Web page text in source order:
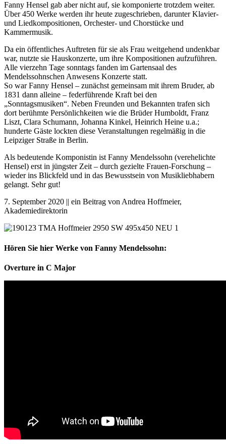
Fanny Hensel gab aber nicht auf, sie komponierte trotzdem weiter.
Über 450 Werke werden ihr heute zugeschrieben, darunter Klavier-
und Liedkompositionen, Orchester- und Chorstücke und
Kammermusik.
Da ein öffentliches Auftreten für sie als Frau weitgehend undenkbar
war, nutzte sie Hauskonzerte, um ihre Kompositionen aufzuführen.
Alle vierzehn Tage sonntags fanden im Gartensaal des
Mendelssohnschen Anwesens Konzerte statt.
So war Fanny Hensel – zunächst gemeinsam mit ihrem Bruder, ab
1831 dann alleine – federführende Kraft bei den
„Sonntagsmusiken“. Neben Freunden und Bekannten trafen sich
dort berühmte Persönlichkeiten wie die Brüder Humboldt, Franz
Liszt, Clara Schumann, Johanna Kinkel, Heinrich Heine u.a.;
hunderte Gäste lockten diese Veranstaltungen regelmäßig in die
Leipziger Straße in Berlin.
Als bedeutende Komponistin ist Fanny Mendelssohn (verehelichte
Hensel) erst in jüngster Zeit – durch gezielte Frauen-Forschung –
wieder ins Blickfeld und in das Bewusstsein von Musikliebhabern
gelangt. Sehr gut!
7. September 2020 || ein Beitrag von Andrea Hoffmeier,
Akademiedirektorin
Hören Sie hier Werke von Fanny Mendelssohn:
Overture in C Major